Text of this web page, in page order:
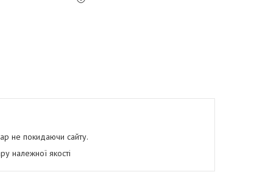
не покидаючи сайту.
належної якості